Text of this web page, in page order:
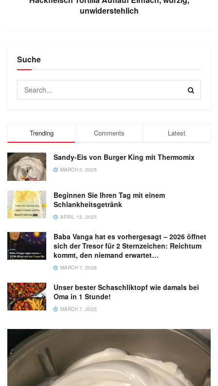
unwiderstehlich
Suche
Trending Comments Latest
Sandy-Eis von Burger King mit Thermomix
MARCH 5, 2025
Beginnen Sie Ihren Tag mit einem
Schlankheitsgetränk
APRIL 12, 2025
Baba Vanga hat es vorhergesagt – 2026 öffnet
sich der Tresor für 2 Sternzeichen: Reichtum
kommt, den niemand erwartet…
MARCH 7, 2026
Unser bester Schaschliktopf wie damals bei
Oma in 1 Stunde!
MARCH 7, 2025